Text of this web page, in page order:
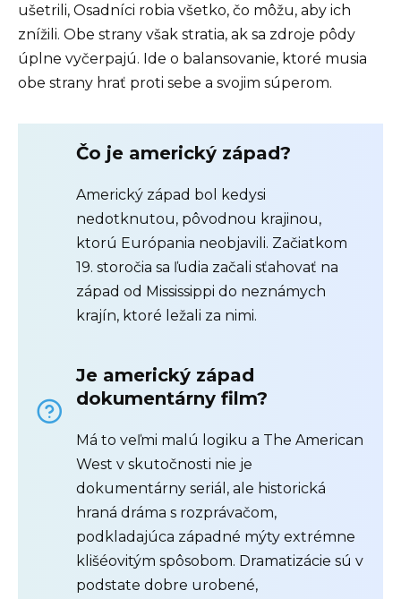
ušetrili, Osadníci robia všetko, čo môžu, aby ich
znížili. Obe strany však stratia, ak sa zdroje pôdy
úplne vyčerpajú. Ide o balansovanie, ktoré musia
obe strany hrať proti sebe a svojim súperom.
Čo je americký západ?
Americký západ bol kedysi
nedotknutou, pôvodnou krajinou,
ktorú Európania neobjavili. Začiatkom
19. storočia sa ľudia začali sťahovať na
západ od Mississippi do neznámych
krajín, ktoré ležali za nimi.
Je americký západ
dokumentárny film?
Má to veľmi malú logiku a The American
West v skutočnosti nie je
dokumentárny seriál, ale historická
hraná dráma s rozprávačom,
podkladajúca západné mýty extrémne
klišéovitým spôsobom. Dramatizácie sú v
podstate dobre urobené,